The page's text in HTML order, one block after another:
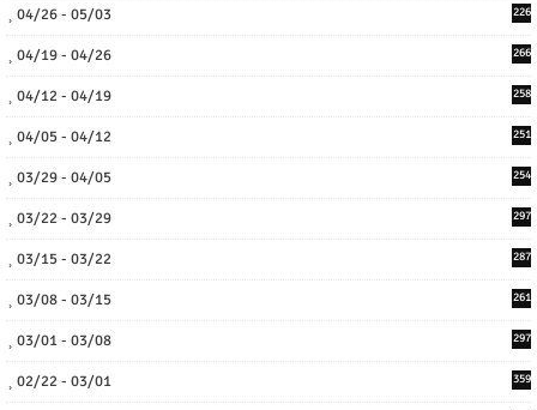
04/26 - 05/03 226
04/19 - 04/26 266
04/12 - 04/19 258
04/05 - 04/12 251
03/29 - 04/05 254
03/22 - 03/29 297
03/15 - 03/22 287
03/08 - 03/15 261
03/01 - 03/08 297
02/22 - 03/01 359